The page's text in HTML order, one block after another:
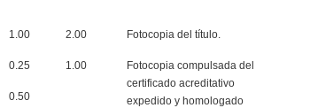
1.00
0.25
0.50
2.00
1.00
Fotocopia del título.
Fotocopia compulsada del
certificado acreditativo
expedido y homologado